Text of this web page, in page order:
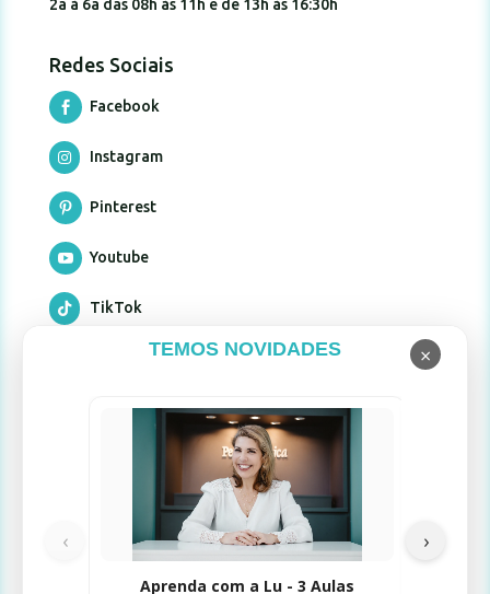
2a à 6a das 08h às 11h e de 13h às 16:30h
Redes Sociais
 Facebook
 Instagram
 Pinterest
 Youtube
 TikTok
Selos de Segurança
TEMOS NOVIDADES ×
‹
Aprenda com a Lu - 3 Aulas
›